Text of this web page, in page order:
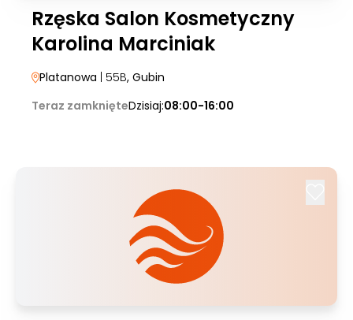
Rzęska Salon Kosmetyczny
Karolina Marciniak
Platanowa | 55B, Gubin
Teraz zamknięteDzisiaj:08:00-16:00